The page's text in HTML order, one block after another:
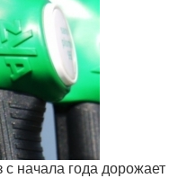
начала года дорожает